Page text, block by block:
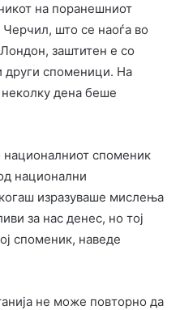
на поранешниот
што се наоѓа во
заштитен е со
други споменици. На
дена беше
споменик
национални
изразуваше мислења
за нас денес, но тој
споменик, наведе
не може повторно да